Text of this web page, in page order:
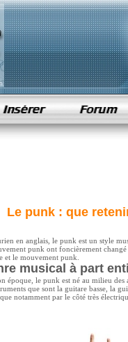
Le punk : que
en anglais, le punk est un style
punk ont foncièrement
et le mouvement punk.
musical à part
époque, le punk est né au milieu
que sont la guitare basse, la
notamment par le côté très